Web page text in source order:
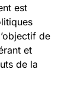
est
de
et
de la